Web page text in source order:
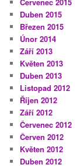
Červenec 2015
Duben 2015
Březen 2015
Únor 2014
Září 2013
Květen 2013
Duben 2013
Listopad 2012
Říjen 2012
Září 2012
Červenec 2012
Červen 2012
Květen 2012
Duben 2012